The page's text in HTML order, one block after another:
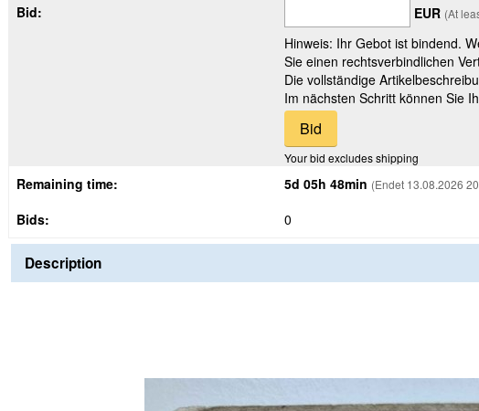
Bid: EUR (At
Hinweis: Ihr Gebot ist bindend.
Sie einen rechtsverbindlichen
Die vollständige
Im nächsten Schritt können Sie
Your bid excludes shipping
Remaining time: 5d 05h 48min (Endet 13.08.2026
Bids: 0
Description